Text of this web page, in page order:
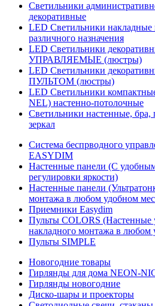
Светильники
декоративные
LED Cветильники накладные
различного назначения
LED Светильники
УПРАВЛЯЕМЫЕ (люстры)
LED Светильники
ПУЛЬТОМ (люстры)
LED Светильники
NEL) настенно-потолочные
Светильники настенные, бра,
зеркал
Система беспрводного
EASYDIM
Настенные панели (С
регулировки яркости)
Настенные панели
монтажа в любом удобном
Приемники Easydim
Пульты COLORS (Настенные
накладного монтажа в любом
Пульты SIMPLE
Новогодние товары
Гирлянды для дома NEON-
Гирлянды новогодние
Диско-шары и проекторы